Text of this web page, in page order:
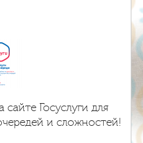
сайте Госуслуги для
и сложностей!